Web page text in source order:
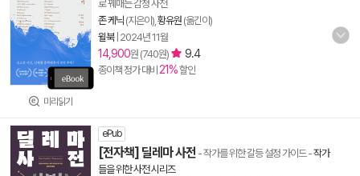
미리읽기
로 꿰매는 감정 사전
존 케닉 (지은이), 황유원 (옮긴이)
윌북| 2024년 11월
14,900원 (740원) 9.4
종이책 정가 대비 21%할인
ePub
[전자책] 딜레마 사전 - 작가를 위한 갈등 설정 가이드-작가
들을 위한 사전 시리즈